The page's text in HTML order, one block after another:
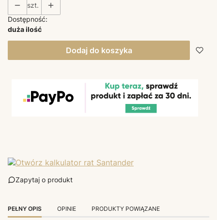
szt.
Dostępność:
duża ilość
Dodaj do koszyka
Zapytaj o produkt
PEŁNY OPIS OPINIE PRODUKTY POWIĄZANE